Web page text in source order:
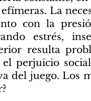
La
con la
estrés,
resulta
perjuicio
del juego. Los